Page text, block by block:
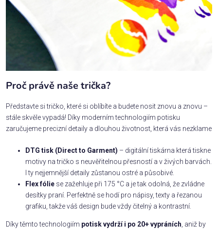
Proč právě naše trička?
Představte si tričko, které si oblíbíte a budete nosit znovu a znovu –
stále skvěle vypadá! Díky moderním technologiím potisku
zaručujeme precizní detaily a dlouhou životnost, která vás nezklame
DTG tisk (Direct to Garment) – digitální tiskárna která tiskne
motivy na tričko s neuvěřitelnou přesností a v živých barvách.
I ty nejjemnější detaily zůstanou ostré a působivé.
Flex fólie se zažehluje při 175 °C a je tak odolná, že zvládne
desítky praní. Perfektně se hodí pro nápisy, texty a řezanou
grafiku, takže váš design bude vždy čitelný a kontrastní.
Díky těmto technologiím potisk vydrží i po 20+ vypráních, aniž by